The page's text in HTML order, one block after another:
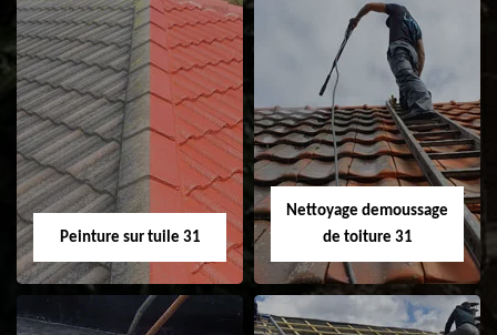
Nettoyage et
ravalement de
façade 31
Isolation toiture 31
Peinture sur tuile 31
Nettoyage demoussage
de toiture 31